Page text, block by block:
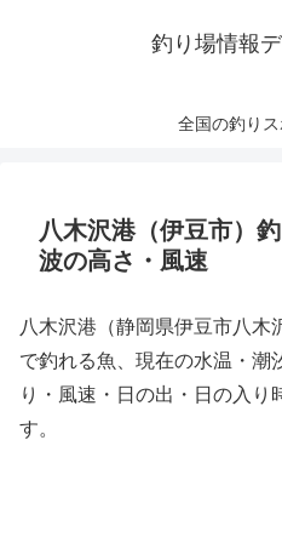
釣り場情報
全国の釣り
八木沢港（伊豆市）
波の高さ・風速
八木沢港（静岡県伊豆市八木
で釣れる魚、現在の水温・潮
り・風速・日の出・日の入り
す。